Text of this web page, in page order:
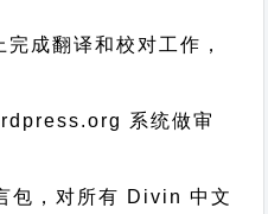
成翻译和校对工作，
系统做审
包，对所有 Divin 中文